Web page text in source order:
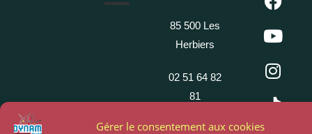
Gérer le consentement aux cookies
85 500 Les
Herbiers
02 51 64 82
81